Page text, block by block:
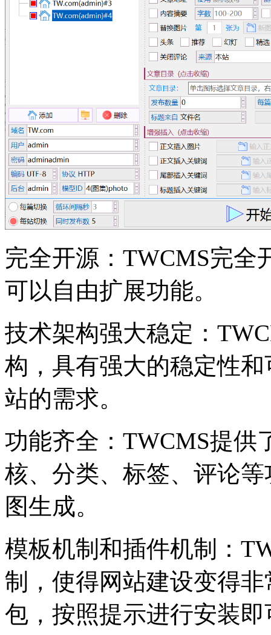
完全开源：TWCMS完全
可以自由扩展功能。
技术架构强大稳定：
构，具有强大的稳定性
站的需求。
功能齐全：TWCMS提供
核、分类、标签、评论
图生成。
模板机制和插件机制：
制，使得网站建设变得
包，按照提示进行安装即